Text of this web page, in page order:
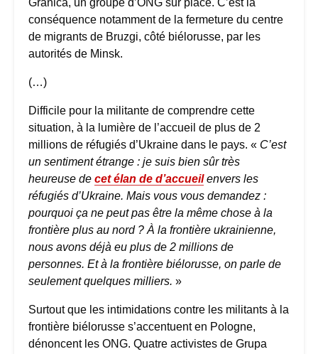
Granica, un groupe d’ONG sur place. C’est la
conséquence notamment de la fermeture du centre
de migrants de Bruzgi, côté biélorusse, par les
autorités de Minsk.
(…)
Difficile pour la militante de comprendre cette
situation, à la lumière de l’accueil de plus de 2
millions de réfugiés d’Ukraine dans le pays. « C’est
un sentiment étrange : je suis bien sûr très
heureuse de cet élan de d’accueilenvers les
réfugiés d’Ukraine. Mais vous vous demandez :
pourquoi ça ne peut pas être la même chose à la
frontière plus au nord ? À la frontière ukrainienne,
nous avons déjà eu plus de 2 millions de
personnes. Et à la frontière biélorusse, on parle de
seulement quelques milliers. »
Surtout que les intimidations contre les militants à la
frontière biélorusse s’accentuent en Pologne,
dénoncent les ONG. Quatre activistes de Grupa